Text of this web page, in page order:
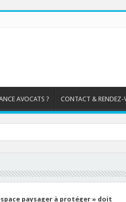
AVOCATS ? CONTACT & RENDEZ-
paysager à protéger » doit